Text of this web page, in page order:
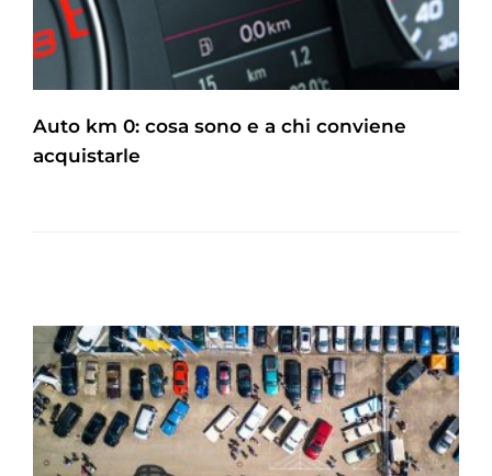
Auto km 0: cosa sono e a chi conviene
acquistarle